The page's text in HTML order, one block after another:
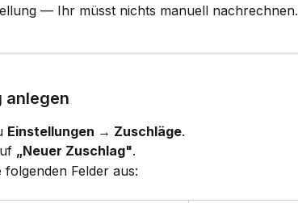
— Ihr müsst nichts manuell nachrechnen.
anlegen
Einstellungen → Zuschläge.
„Neuer Zuschlag".
folgenden Felder aus: